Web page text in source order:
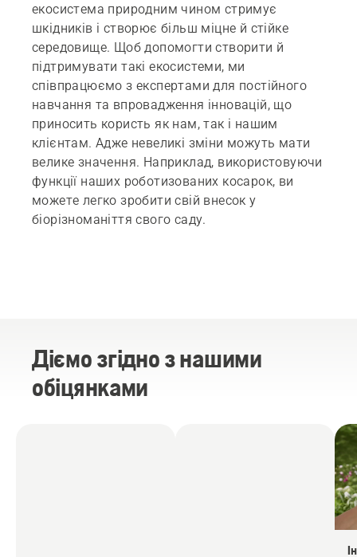
екосистема природним чином стримує
шкідників і створює більш міцне й стійке
середовище. Щоб допомогти створити й
підтримувати такі екосистеми, ми
співпрацюємо з експертами для постійного
навчання та впровадження інновацій, що
приносить користь як нам, так і нашим
клієнтам. Адже невеликі зміни можуть мати
велике значення. Наприклад, використовуючи
функції наших роботизованих косарок, ви
можете легко зробити свій внесок у
біорізноманіття свого саду.
Діємо згідно з нашими
обіцянками